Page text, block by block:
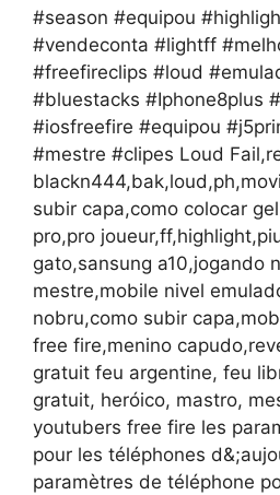
#season​​​ #equipou​​​
#vendeconta​​​ #lightff​​​
#freefireclips​​​ #loud​​​
#bluestacks​​​ #Iphone8plus​​​
#iosfreefire​​​ #equipou​​​
#mestre​​​ #clipes​​​ Loud
subir capa,como colocar
pro,pro
gato,sansung a10,jogando
mestre,mobile nivel
nobru,como subir
free fire,menino
gratuit feu argentine, feu
gratuit, heróico, mastro,
youtubers free fire les
pour les téléphones
paramètres de téléphone